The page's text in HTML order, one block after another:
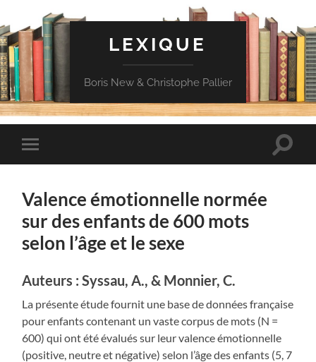
LEXIQUE
Boris New & Christophe Pallier
Toggle
mobile
Toggle
Valence émotionnelle normée
sur des enfants de 600 mots
selon l’âge et le sexe
Auteurs : Syssau, A., & Monnier, C.
La présente étude fournit une base de données française
pour enfants contenant un vaste corpus de mots (N =
600) qui ont été évalués sur leur valence émotionnelle
(positive, neutre et négative) selon l’âge des enfants (5, 7